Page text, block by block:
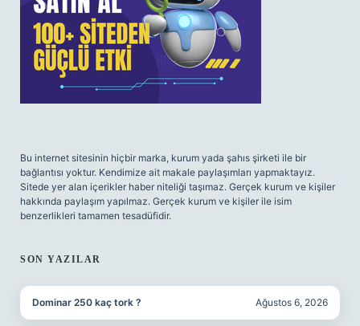
Bu internet sitesinin hiçbir marka, kurum yada şahıs şirketi ile bir
bağlantısı yoktur. Kendimize ait makale paylaşımları yapmaktayız.
Sitede yer alan içerikler haber niteliği taşımaz. Gerçek kurum ve kişiler
hakkında paylaşım yapılmaz. Gerçek kurum ve kişiler ile isim
benzerlikleri tamamen tesadüfidir.
SON YAZILAR
Dominar 250 kaç tork ? Ağustos 6, 2026